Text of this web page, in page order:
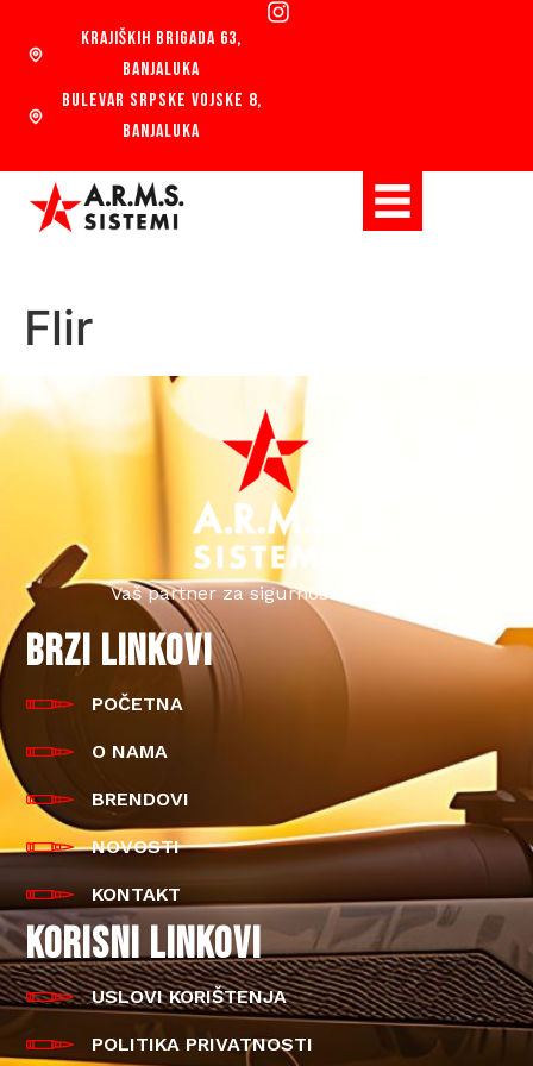
KRAJIŠKIH BRIGADA 63,
BANJALUKA
BULEVAR SRPSKE VOJSKE 8,
BANJALUKA
Flir
Vaš partner za sigurnost i kvalitet.
BRZI LINKOVI
POČETNA
O NAMA
BRENDOVI
NOVOSTI
KONTAKT
KORISNI LINKOVI
USLOVI KORIŠTENJA
POLITIKA PRIVATNOSTI